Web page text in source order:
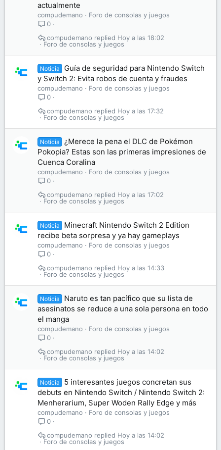
actualmente
compudemano
Foro de consolas y juegos
0
Foro de consolas y juegos
Hoy a las 18:02
compudemano
Noticia
Guía de seguridad para Nintendo Switch
y Switch 2: Evita robos de cuenta y fraudes
compudemano
Foro de consolas y juegos
0
Foro de consolas y juegos
Hoy a las 17:32
compudemano
Noticia
¿Merece la pena el DLC de Pokémon
Pokopia? Estas son las primeras impresiones de
Cuenca Coralina
compudemano
Foro de consolas y juegos
0
Foro de consolas y juegos
Hoy a las 17:02
compudemano
Noticia
Minecraft Nintendo Switch 2 Edition
recibe beta sorpresa y ya hay gameplays
compudemano
Foro de consolas y juegos
0
Foro de consolas y juegos
Hoy a las 14:33
compudemano
Noticia
Naruto es tan pacífico que su lista de
asesinatos se reduce a una sola persona en todo
el manga
compudemano
Foro de consolas y juegos
0
Foro de consolas y juegos
Hoy a las 14:02
compudemano
Noticia
5 interesantes juegos concretan sus
debuts en Nintendo Switch / Nintendo Switch 2:
Menherarium, Super Woden Rally Edge y más
compudemano
Foro de consolas y juegos
0
Foro de consolas y juegos
Hoy a las 14:02
compudemano